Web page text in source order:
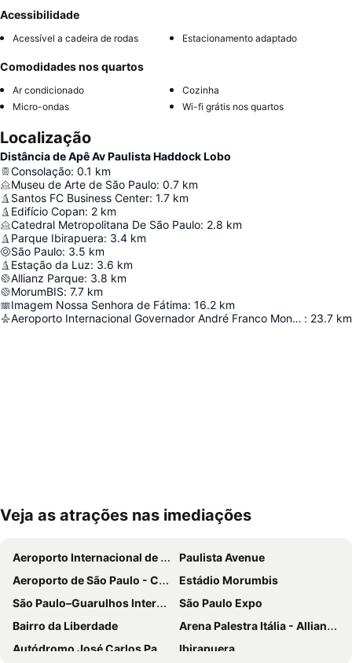
Acessibilidade
Acessível a cadeira de rodas Estacionamento adaptado
Comodidades nos quartos
Ar condicionado
Cozinha
Micro-ondas
Wi-fi grátis nos quartos
Localização
Distância de Apê Av Paulista Haddock Lobo
Consolação: 0.1 km
Museu de Arte de São Paulo: 0.7 km
Santos FC Business Center: 1.7 km
Edifício Copan: 2 km
Catedral Metropolitana De São Paulo: 2.8 km
Parque Ibirapuera: 3.4 km
São Paulo: 3.5 km
Estação da Luz: 3.6 km
Allianz Parque: 3.8 km
MorumBIS: 7.7 km
Imagem Nossa Senhora de Fátima: 16.2 km
Aeroporto Internacional Governador André Franco Montoro : 23.7 km
Ampliar mapa
Veja as atrações nas imediações
Aeroporto Internacional de São Paulo - Guarulhos
Paulista Avenue
Aeroporto de São Paulo - Congonhas
Estádio Morumbis
São Paulo–Guarulhos International Airport
São Paulo Expo
Bairro da Liberdade
Arena Palestra Itália - Allianz Parque
Autódromo José Carlos Pace-Interlagos
Ibirapuera